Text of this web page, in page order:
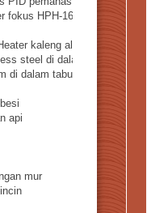
fokus HPH-160W-f40
kaleng aluminium
steel di dalam tabung kaca
di dalam tabung kaca
api
mur